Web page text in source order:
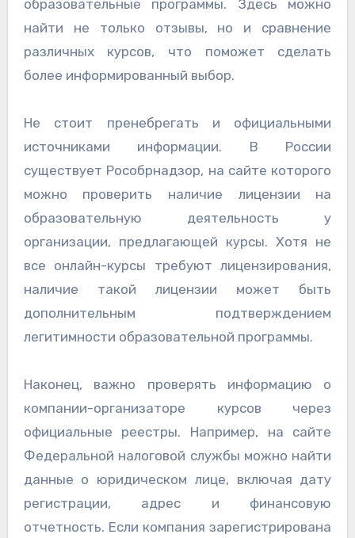
образовательные программы. Здесь можно
найти не только отзывы, но и сравнение
различных курсов, что поможет сделать
более информированный выбор.
Не стоит пренебрегать и официальными
источниками информации. В России
существует Рособрнадзор, на сайте которого
можно проверить наличие лицензии на
образовательную деятельность у
организации, предлагающей курсы. Хотя не
все онлайн-курсы требуют лицензирования,
наличие такой лицензии может быть
дополнительным подтверждением
легитимности образовательной программы.
Наконец, важно проверять информацию о
компании-организаторе курсов через
официальные реестры. Например, на сайте
Федеральной налоговой службы можно найти
данные о юридическом лице, включая дату
регистрации, адрес и финансовую
отчетность. Если компания зарегистрирована